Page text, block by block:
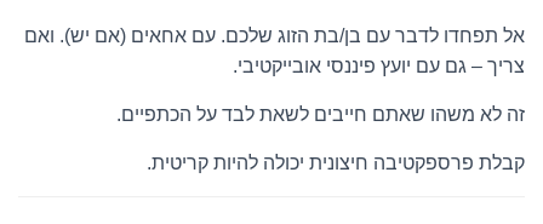
אל תפחדו לדבר עם בן/בת הזוג שלכם. עם אחאים (אם יש). ואם
צריך – גם עם יועץ פיננסי אובייקטיבי.
זה לא משהו שאתם חייבים לשאת לבד על הכתפיים.
קבלת פרספקטיבה חיצונית יכולה להיות קריטית.